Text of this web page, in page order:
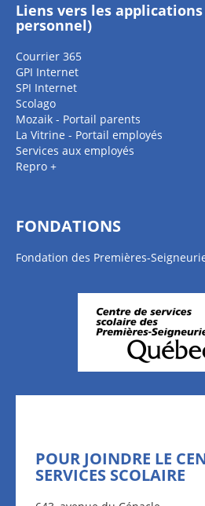
Liens vers les
personnel)
Courrier 365
GPI Internet
SPI Internet
Scolago
Mozaik - Portail parents
La Vitrine - Portail employés
Services aux employés
Repro +
FONDATIONS
Fondation des Premières-
POUR JOINDRE LE
SERVICES SCOLAIRE